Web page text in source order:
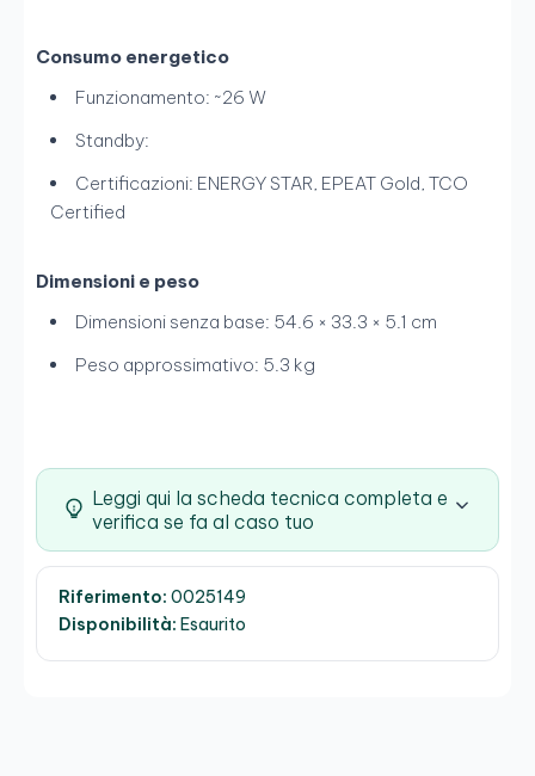
Consumo energetico
Funzionamento: ~26 W
Standby:
Certificazioni: ENERGY STAR, EPEAT Gold, TCO
Certified
Dimensioni e peso
Dimensioni senza base: 54.6 × 33.3 × 5.1 cm
Peso approssimativo: 5.3 kg
Leggi qui la scheda tecnica completa e
verifica se fa al caso tuo
Riferimento: 0025149
Disponibilità: Esaurito